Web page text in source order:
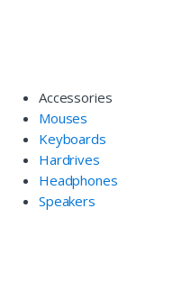
Accessories
Mouses
Keyboards
Hardrives
Headphones
Speakers